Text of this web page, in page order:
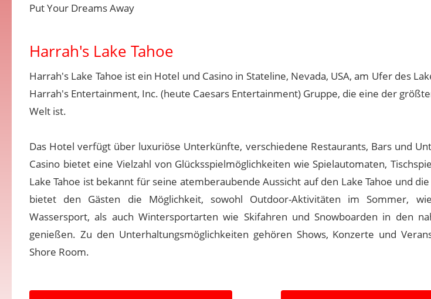
Put Your Dreams Away
Harrah's Lake Tahoe
Harrah's Lake Tahoe ist ein Hotel und Casino in Stateline, Nevada, USA, am Ufer des
Harrah's Entertainment, Inc. (heute Caesars Entertainment) Gruppe, die eine der
Welt ist.
Das Hotel verfügt über luxuriöse Unterkünfte, verschiedene Restaurants, Bars und
Casino bietet eine Vielzahl von Glücksspielmöglichkeiten wie Spielautomaten,
Lake Tahoe ist bekannt für seine atemberaubende Aussicht auf den Lake Tahoe und
bietet den Gästen die Möglichkeit, sowohl Outdoor-Aktivitäten im Sommer,
Wassersport, als auch Wintersportarten wie Skifahren und Snowboarden in den
genießen. Zu den Unterhaltungsmöglichkeiten gehören Shows, Konzerte und
Shore Room.